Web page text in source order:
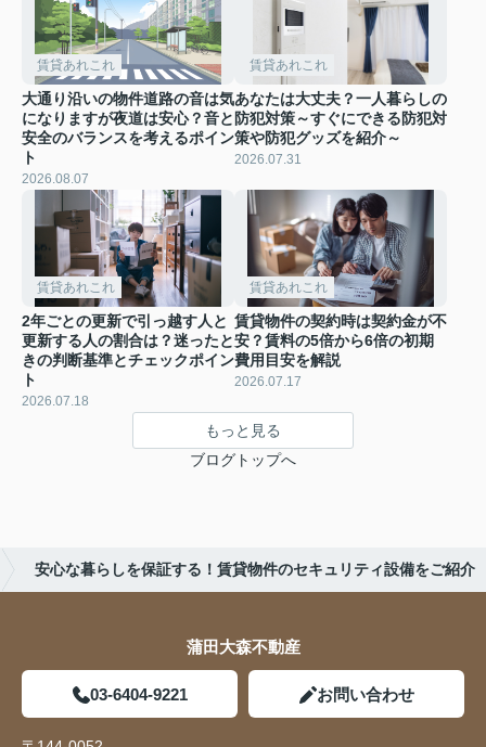
賃貸あれこれ
大通り沿いの物件道路の音は気
になりますが夜道は安心？音と
安全のバランスを考えるポイン
ト
2026.08.07
賃貸あれこれ
あなたは大丈夫？一人暮らしの
防犯対策～すぐにできる防犯対
策や防犯グッズを紹介～
2026.07.31
賃貸あれこれ
2年ごとの更新で引っ越す人と
更新する人の割合は？迷ったと
きの判断基準とチェックポイン
ト
2026.07.18
賃貸あれこれ
賃貸物件の契約時は契約金が不
安？賃料の5倍から6倍の初期
費用目安を解説
2026.07.17
もっと見る
ブログトップへ
安心な暮らしを保証する！賃貸物件のセキュリティ設備をご紹介
蒲田大森不動産
03-6404-9221 お問い合わせ